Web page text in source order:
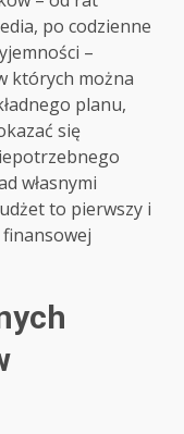
po codzienne
–
których można
planu,
się
własnymi
to pierwszy i